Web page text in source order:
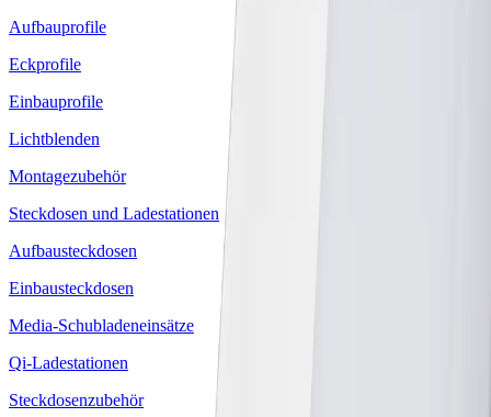
Aufbauprofile
Eckprofile
Einbauprofile
Lichtblenden
Montagezubehör
Steckdosen und Ladestationen
Aufbausteckdosen
Einbausteckdosen
Media-Schubladeneinsätze
Qi-Ladestationen
Steckdosenzubehör